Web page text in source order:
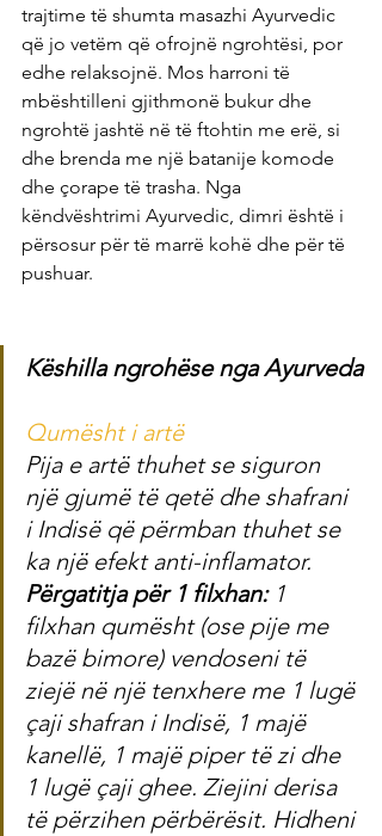
trajtime të shumta masazhi Ayurvedic
që jo vetëm që ofrojnë ngrohtësi, por
edhe relaksojnë. Mos harroni të
mbështilleni gjithmonë bukur dhe
ngrohtë jashtë në të ftohtin me erë, si
dhe brenda me një batanije komode
dhe çorape të trasha. Nga
këndvështrimi Ayurvedic, dimri është i
përsosur për të marrë kohë dhe për të
pushuar.
Këshilla ngrohëse nga Ayurveda
Qumësht i artë
Pija e artë thuhet se siguron
një gjumë të qetë dhe shafrani
i Indisë që përmban thuhet se
ka një efekt anti-inflamator.
Përgatitja për 1 filxhan: 1
filxhan qumësht (ose pije me
bazë bimore) vendoseni të
ziejë në një tenxhere me 1 lugë
çaji shafran i Indisë, 1 majë
kanellë, 1 majë piper të zi dhe
1 lugë çaji ghee. Ziejini derisa
të përzihen përbërësit. Hidheni